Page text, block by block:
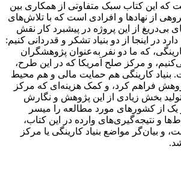
که این کتاب سبک متفاوتی از همکاری بین
از نهادها و افرادی است که با تلاش‌های
بی‌دریغ‌ از این پروژه در پیشبرد کار نقش
در اینجا از دو بنیاد تشکر و قدردانی کنیم:
که ما دو نفر به‌عنوان پژوهشگران
‌و مرکز صلح آمریکا که در این طرح،
بنیاد کارینگی هم حمایت مالی و هم محیط
فراهم کرد، و کمک هزینه‌ای که مرکز
تولید بخش زیادی از این پژوهش و نگارش
از کشورهای مورد مطالعه را میسر
و نتیجه‌گیری‌های وارده در این کتاب،
و بیان‌گر مواضع بنیاد کارینگی یا مرکز